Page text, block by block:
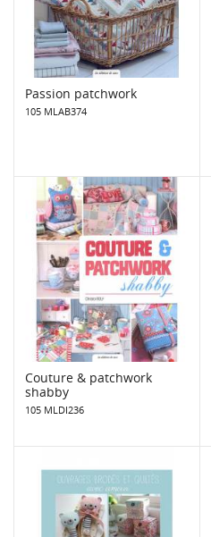
Passion patchwork
105 MLAB374
Couture & patchwork
shabby
105 MLDI236